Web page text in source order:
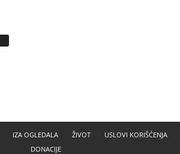
IZA OGLEDALA ŽIVOT
USLOVI KORIŠĆENJA
DONACIJE